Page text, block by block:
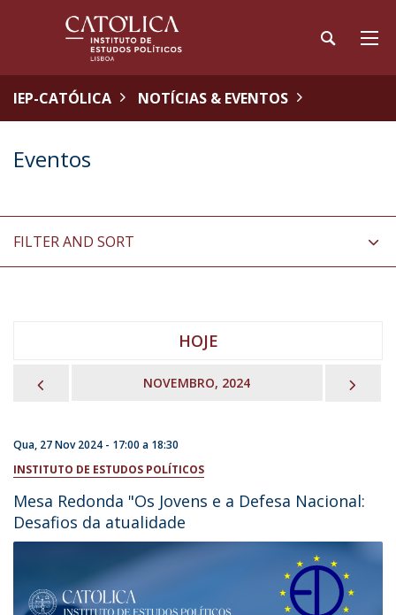
IEP-CATÓLICA NOTÍCIAS & EVENTOS
Eventos
FILTER AND SORT
HOJE
NOVEMBRO, 2024
Qua, 27 Nov 2024 - 17:00 a 18:30
INSTITUTO DE ESTUDOS POLÍTICOS
Mesa Redonda "Os Jovens e a Defesa Nacional:
Desafios da atualidade